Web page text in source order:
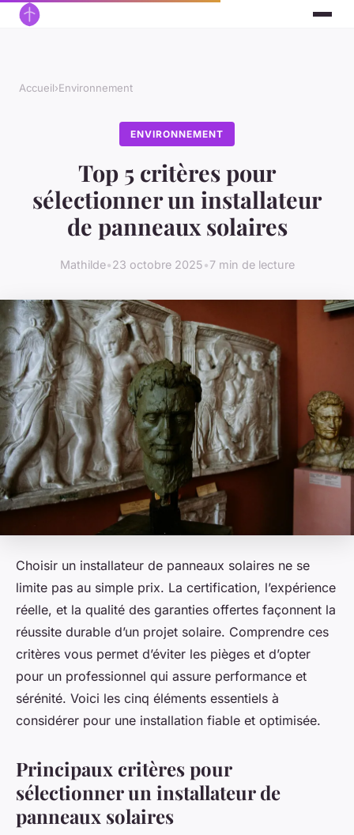
Accueil›Environnement
ENVIRONNEMENT
Top 5 critères pour
sélectionner un installateur
de panneaux solaires
Mathilde•23 octobre 2025•7 min de lecture
Choisir un installateur de panneaux solaires ne se
limite pas au simple prix. La certification, l’expérience
réelle, et la qualité des garanties offertes façonnent la
réussite durable d’un projet solaire. Comprendre ces
critères vous permet d’éviter les pièges et d’opter
pour un professionnel qui assure performance et
sérénité. Voici les cinq éléments essentiels à
considérer pour une installation fiable et optimisée.
Principaux critères pour
sélectionner un installateur de
panneaux solaires